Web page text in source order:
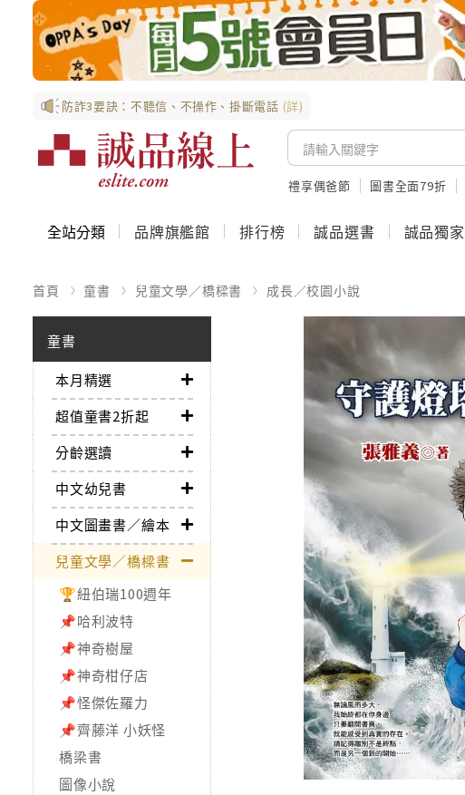
防詐3要訣：不聽信、不操作、掛斷電話 (詳)
禮享偶爸節 圖書全面79折
全站分類 品牌旗艦館 排行榜 誠品選書 誠品獨家
首頁 童書 兒童文學／橋樑書 成長／校園小說
童書
本月精選
超值童書2折起
分齡選讀
中文幼兒書
中文圖畫書／繪本
兒童文學／橋樑書
🏆紐伯瑞100週年
📌哈利波特
📌神奇樹屋
📌神奇柑仔店
📌怪傑佐羅力
📌齊藤洋 小妖怪
橋梁書
圖像小說